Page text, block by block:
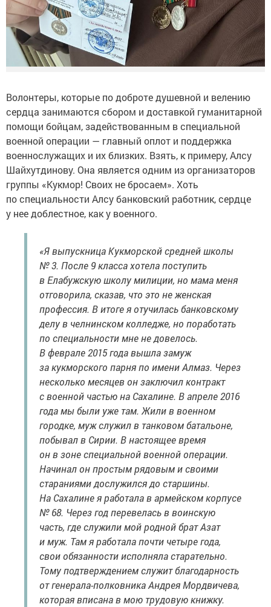
Волонтеры, которые по доброте душевной и велению
сердца занимаются сбором и доставкой гуманитарной
помощи бойцам, задействованным в специальной
военной операции — главный оплот и поддержка
военнослужащих и их близких. Взять, к примеру, Алсу
Шайхутдинову. Она является одним из организаторов
группы «Кукмор! Своих не бросаем». Хоть
по специальности Алсу банковский работник, сердце
у нее доблестное, как у военного.
«Я выпускница Кукморской средней школы
№ 3. После 9 класса хотела поступить
в Елабужскую школу милиции, но мама меня
отговорила, сказав, что это не женская
профессия. В итоге я отучилась банковскому
делу в челнинском колледже, но поработать
по специальности мне не довелось.
В феврале 2015 года вышла замуж
за кукморского парня по имени Алмаз. Через
несколько месяцев он заключил контракт
с военной частью на Сахалине. В апреле 2016
года мы были уже там. Жили в военном
городке, муж служил в танковом батальоне,
побывал в Сирии. В настоящее время
он в зоне специальной военной операции.
Начинал он простым рядовым и своими
стараниями дослужился до старшины.
На Сахалине я работала в армейском корпусе
№ 68. Через год перевелась в воинскую
часть, где служили мой родной брат Азат
и муж. Там я работала почти четыре года,
свои обязанности исполняла старательно.
Тому подтверждением служит благодарность
от генерала-полковника Андрея Мордвичева,
которая вписана в мою трудовую книжку.